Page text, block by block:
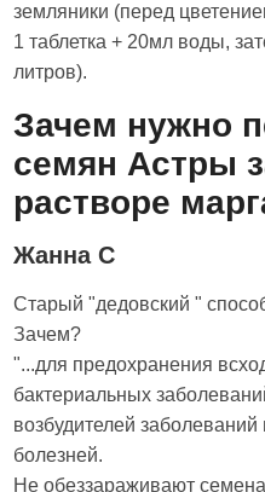
земляники (перед
1 таблетка + 20мл воды,
литров).
Зачем нужно
семян Астры
растворе
Жанна С
Старый "дедовский "
Зачем?
"...для предохранения
бактериальных
возбудителей
болезней.
Не обеззараживают